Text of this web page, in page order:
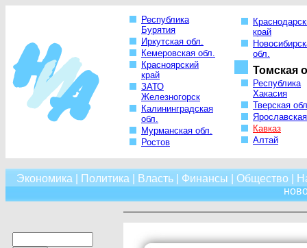
Республика
Бурятия
Иркутская обл.
Кемеровская обл.
Красноярский
край
ЗАТО
Железногорск
Калининградская
обл.
Мурманская обл.
Ростов
край
обл.
Томская
Республика
Хакасия
Тверская
Кавказ
Алтай
Экономика Политика Власть| Финансы Общество